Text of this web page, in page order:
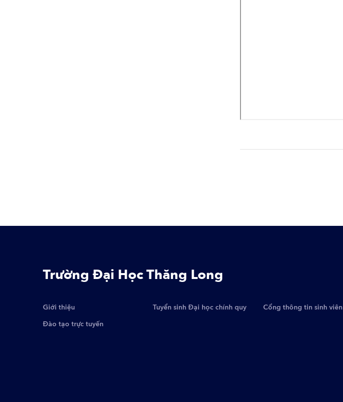
Trường Đại Học Thăng Long
Giới thiệu Tuyển sinh Đại học chính quy
Cổng thông tin sinh viên
Đào tạo trực tuyến